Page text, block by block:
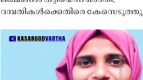
ദമ്പതികൾക്കെതിരെ കേസെടുത്തു